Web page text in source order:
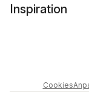
Inspiration
Cookies